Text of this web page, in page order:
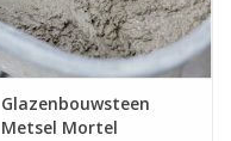
Glazenbouwsteen
Metsel Mortel